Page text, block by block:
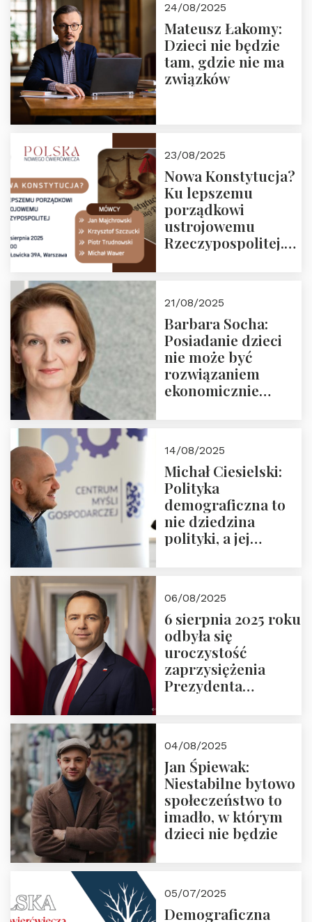
24/08/2025
Mateusz Łakomy:
Dzieci nie będzie
tam, gdzie nie ma
związków
23/08/2025
Nowa Konstytucja?
Ku lepszemu
porządkowi
ustrojowemu
Rzeczypospolitej.
Nowego
Ćwierćwiecza”
21/08/2025
Barbara Socha:
Posiadanie dzieci
nie może być
rozwiązaniem
ekonomicznie
14/08/2025
Michał Ciesielski:
Polityka
demograficzna to
nie dziedzina
polityki, a jej
06/08/2025
6 sierpnia 2025 roku
odbyła się
uroczystość
zaprzysiężenia
Prezydenta
Nawrockiego
04/08/2025
Jan Śpiewak:
Niestabilne bytowo
społeczeństwo to
imadło, w którym
dzieci nie będzie
05/07/2025
Demograficzna